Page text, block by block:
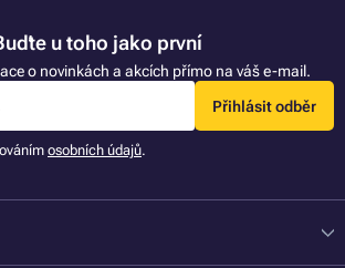
u toho jako první
o novinkách a akcích přímo na váš e-mail.
Přihlásit odběr
osobních údajů.